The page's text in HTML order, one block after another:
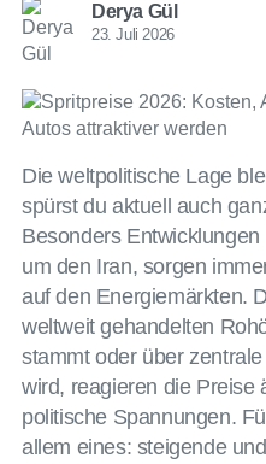
Derya Gül
23. Juli 2026
Die weltpolitische Lage
spürst du aktuell auch
Besonders
um den Iran, sorgen
auf den Energiemärkten.
weltweit gehandelten
stammt oder über
wird, reagieren die Preise
politische Spannungen.
allem eines: steigende